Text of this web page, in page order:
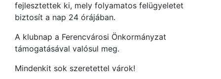
fejlesztettek ki, mely folyamatos felügyeletet
biztosít a nap 24 órájában.
A klubnap a Ferencvárosi Önkormányzat
támogatásával valósul meg.
Mindenkit sok szeretettel várok!